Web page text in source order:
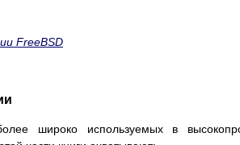
FreeBSD
широко используемых в